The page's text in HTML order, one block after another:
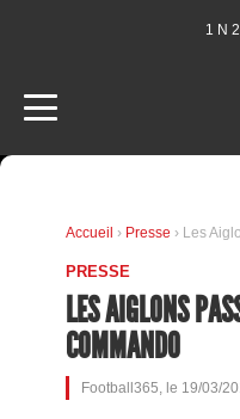
1 N 2
Accueil › Presse › Les
PRESSE
LES AIGLONS
COMMANDO
Football365, le 19/03/